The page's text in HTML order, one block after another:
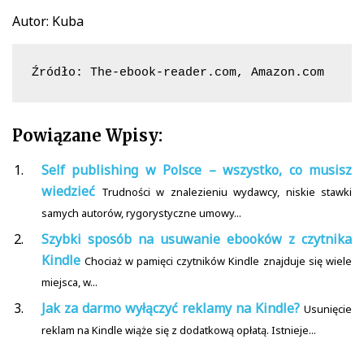
Autor: Kuba
Źródło: The-ebook-reader.com, Amazon.com
Powiązane Wpisy:
Self publishing w Polsce – wszystko, co musisz
wiedzieć Trudności w znalezieniu wydawcy, niskie stawki
samych autorów, rygorystyczne umowy...
Szybki sposób na usuwanie ebooków z czytnika
Kindle Chociaż w pamięci czytników Kindle znajduje się wiele
miejsca, w...
Jak za darmo wyłączyć reklamy na Kindle? Usunięcie
reklam na Kindle wiąże się z dodatkową opłatą. Istnieje...